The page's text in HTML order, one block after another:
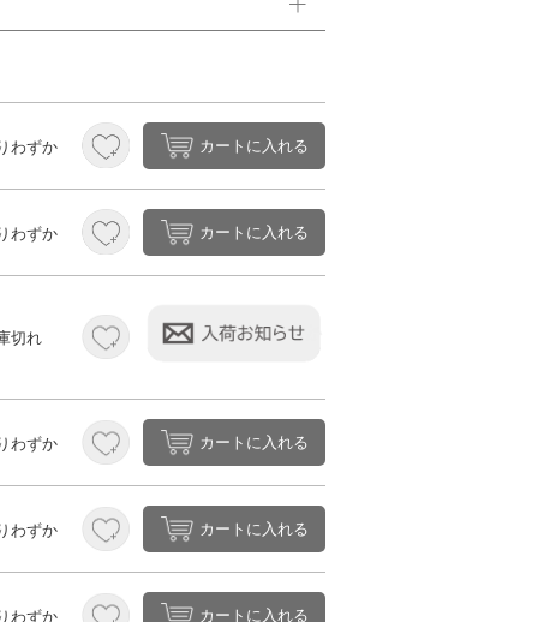
わずか カートに入れる
わずか カートに入れる
切れ
わずか カートに入れる
わずか カートに入れる
わずか カートに入れる